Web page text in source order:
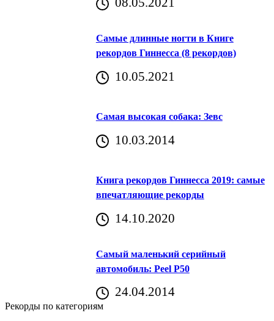
Самые длинные ногти в Книге
рекордов Гиннесса (8 рекордов)
10.05.2021
Самая высокая собака: Зевс
10.03.2014
Книга рекордов Гиннесса 2019: самые
впечатляющие рекорды
14.10.2020
Самый маленький серийный
автомобиль: Peel P50
24.04.2014
Рекорды по категориям